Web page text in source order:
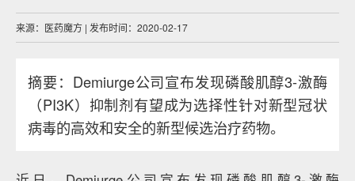
来源：医药魔方 | 发布时间：2020-02-17
摘要：Demiurge公司宣布发现磷酸肌醇3-激酶
（PI3K）抑制剂有望成为选择性针对新型冠状
病毒的高效和安全的新型候选治疗药物。